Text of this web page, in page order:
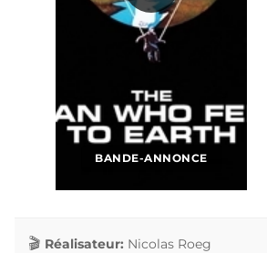
BANDE-ANNONCE
Réalisateur: Nicolas Roeg